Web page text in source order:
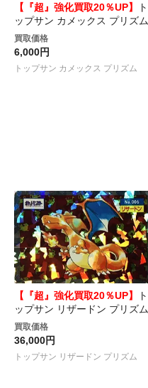
【『超』強化買取20％UP】
ト
ップサン カメックス プリズム
買取価格
6,000円
トップサン カメックス プリズム
【『超』強化買取20％UP】
ト
ップサン リザードン プリズム
買取価格
36,000円
トップサン リザードン プリズム